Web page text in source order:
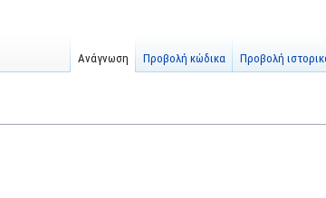
Ανάγνωση Προβολή κώδικα Προβολή